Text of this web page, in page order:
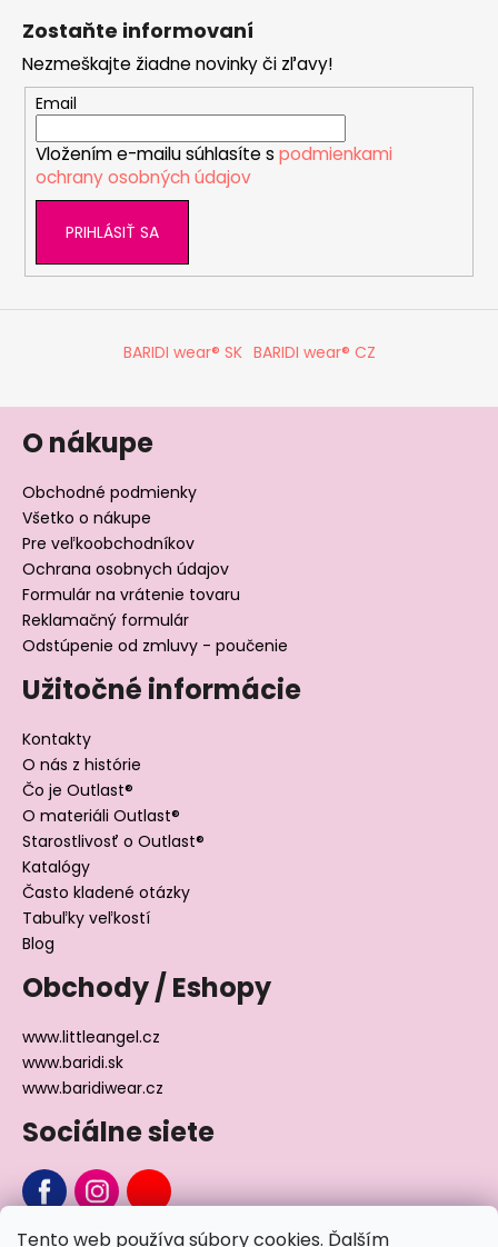
Tento web používa súbory cookies. Ďalším
á
d
a
c
i
e
p
r
v
ý
i
u
Zostaňte informovaní
Nezmeškajte žiadne novinky či zľavy!
Email
Vložením e-mailu súhlasíte s podmienkami
ochrany osobných údajov
PRIHLÁSIŤ SA
BARIDI wear® SK BARIDI wear® CZ
O nákupe
Obchodné podmienky
Všetko o nákupe
Pre veľkoobchodníkov
Ochrana osobnych údajov
Formulár na vrátenie tovaru
Reklamačný formulár
Odstúpenie od zmluvy - poučenie
Užitočné informácie
Kontakty
O nás z histórie
Čo je Outlast®
O materiáli Outlast®
Starostlivosť o Outlast®
Katalógy
Často kladené otázky
Tabuľky veľkostí
Blog
Obchody / Eshopy
www.littleangel.cz
www.baridi.sk
www.baridiwear.cz
Sociálne siete